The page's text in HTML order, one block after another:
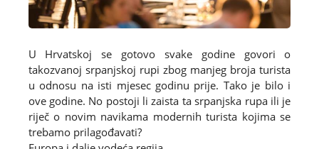
U Hrvatskoj se gotovo svake godine govori o
takozvanoj srpanjskoj rupi zbog manjeg broja turista
u odnosu na isti mjesec godinu prije. Tako je bilo i
ove godine. No postoji li zaista ta srpanjska rupa ili je
riječ o novim navikama modernih turista kojima se
trebamo prilagođavati?